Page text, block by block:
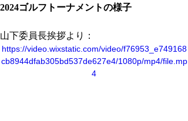
2024ゴルフトーナメントの様子
山下委員長挨拶より：
https://video.wixstatic.com/video/f76953_e749168
cb8944dfab305bd537de627e4/1080p/mp4/file.mp
4